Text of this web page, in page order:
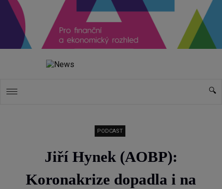
PODCAST
Jiří Hynek (AOBP):
Koronakrize dopadla i na